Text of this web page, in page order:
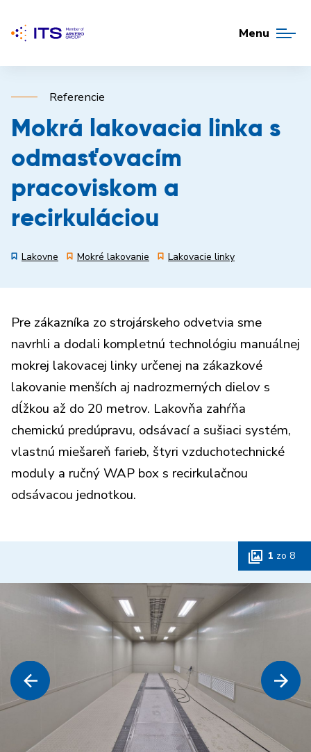
Menu
Referencie
Mokrá lakovacia linka s
odmasťovacím
pracoviskom a
recirkuláciou
Lakovne Mokré lakovanie Lakovacie linky
Pre zákazníka zo strojárskeho odvetvia sme
navrhli a dodali kompletnú technológiu manuálnej
mokrej lakovacej linky určenej na zákazkové
lakovanie menších aj nadrozmerných dielov s
dĺžkou až do 20 metrov. Lakovňa zahŕňa
chemickú predúpravu, odsávací a sušiaci systém,
vlastnú miešareň farieb, štyri vzduchotechnické
moduly a ručný WAP box s recirkulačnou
odsávacou jednotkou.
1 zo 8